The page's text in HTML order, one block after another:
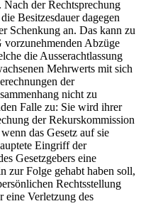
Nach der Rechtsprechung
Besitzesdauer dagegen
Schenkung an. Das kann zu
vorzunehmenden Abzüge
die Ausserachtlassung
Mehrwerts mit sich
der
nicht zu
Falle zu: Sie wird ihrer
der Rekurskommission
das Gesetz auf sie
Eingriff der
Gesetzgebers eine
zur Folge gehabt haben soll,
Rechtsstellung
eine Verletzung des